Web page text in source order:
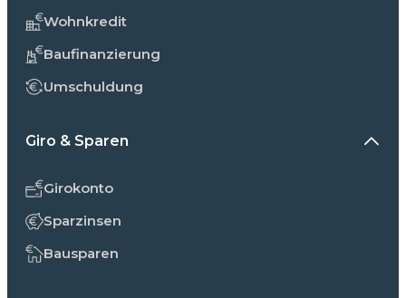
Wohnkredit
Baufinanzierung
Umschuldung
Giro & Sparen
Girokonto
Sparzinsen
Bausparen